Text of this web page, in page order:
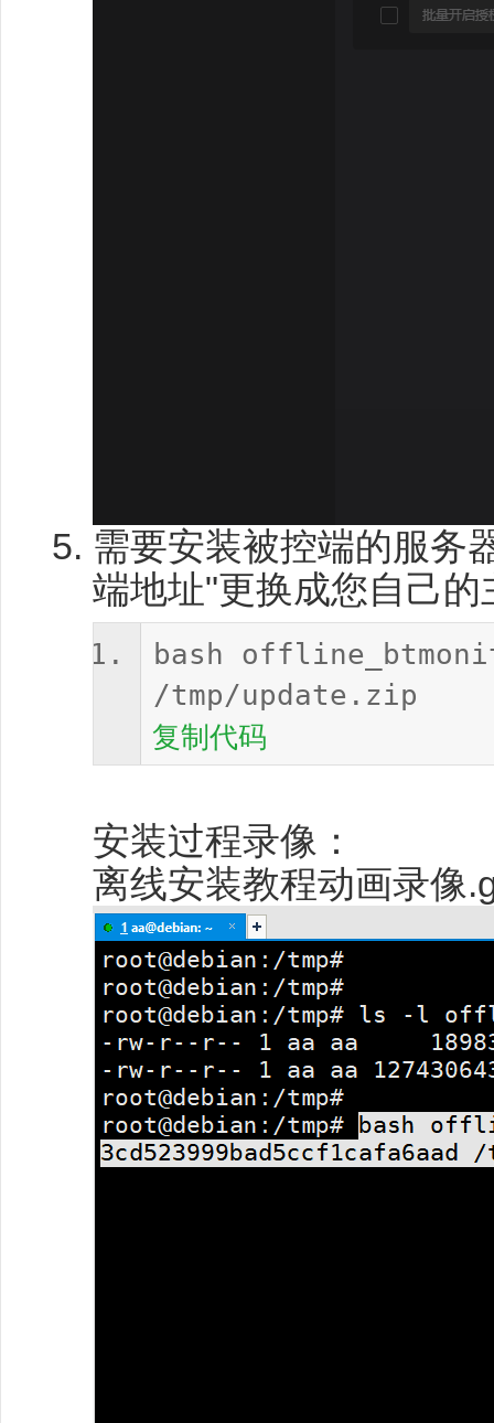
需要安装被控端的服务
端地址"更换成您自己的
bash
/tmp/update.zip
复制代码
安装过程录像：
离线安装教程动画录像